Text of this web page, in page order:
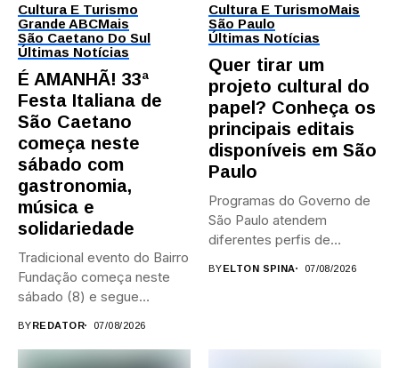
Cultura E Turismo
Grande ABCMais
São Caetano Do Sul
Últimas Notícias
É AMANHÃ! 33ª
Festa Italiana de
São Caetano
começa neste
sábado com
gastronomia,
música e
solidariedade
Tradicional evento do Bairro
Fundação começa neste
sábado (8) e segue
BYREDATOR 07/08/2026
Cultura E TurismoMais
São Paulo
Últimas Notícias
Quer tirar um
projeto cultural do
papel? Conheça os
principais editais
disponíveis em São
Paulo
Programas do Governo de
São Paulo atendem
diferentes perfis de
BYELTON SPINA 07/08/2026